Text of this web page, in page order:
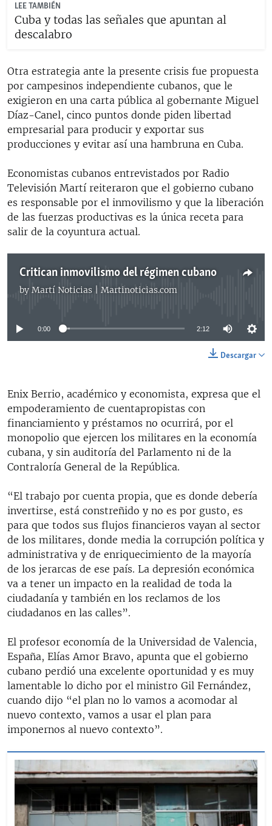
LEE TAMBIÉN
Cuba y todas las señales que apuntan al
descalabro
Otra estrategia ante la presente crisis fue propuesta
por campesinos independiente cubanos, que le
exigieron en una carta pública al gobernante Miguel
Díaz-Canel, cinco puntos donde piden libertad
empresarial para producir y exportar sus
producciones y evitar así una hambruna en Cuba.
Economistas cubanos entrevistados por Radio
Televisión Martí reiteraron que el gobierno cubano
es responsable por el inmovilismo y que la liberación
de las fuerzas productivas es la única receta para
salir de la coyuntura actual.
Critican inmovilismo del régimen cubano
by Martí Noticias | Martinoticias.com
No media source currently available
0:00 2:12
Descargar
Enix Berrio, académico y economista, expresa que el
empoderamiento de cuentapropistas con
financiamiento y préstamos no ocurrirá, por el
monopolio que ejercen los militares en la economía
cubana, y sin auditoría del Parlamento ni de la
Contraloría General de la República.
“El trabajo por cuenta propia, que es donde debería
invertirse, está constreñido y no es por gusto, es
para que todos sus flujos financieros vayan al sector
de los militares, donde media la corrupción política y
administrativa y de enriquecimiento de la mayoría
de los jerarcas de ese país. La depresión económica
va a tener un impacto en la realidad de toda la
ciudadanía y también en los reclamos de los
ciudadanos en las calles”.
El profesor economía de la Universidad de Valencia,
España, Elías Amor Bravo, apunta que el gobierno
cubano perdió una excelente oportunidad y es muy
lamentable lo dicho por el ministro Gil Fernández,
cuando dijo “el plan no lo vamos a acomodar al
nuevo contexto, vamos a usar el plan para
imponernos al nuevo contexto”.